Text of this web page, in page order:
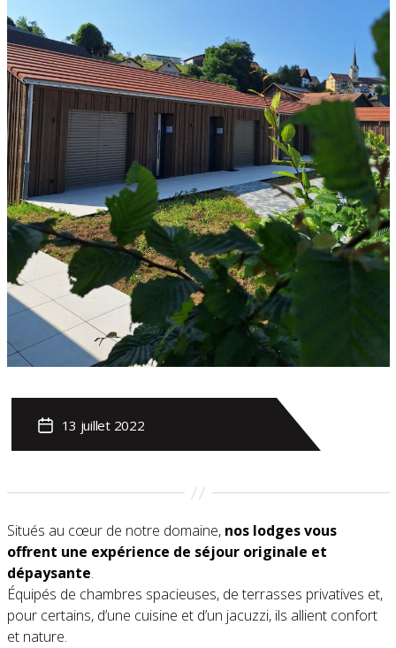
Post13 juillet 2022
Situés au cœur de notre domaine, nos lodges vous
offrent une expérience de séjour originale et
dépaysante.
Équipés de chambres spacieuses, de terrasses privatives et,
pour certains, d’une cuisine et d’un jacuzzi, ils allient confort
et nature.